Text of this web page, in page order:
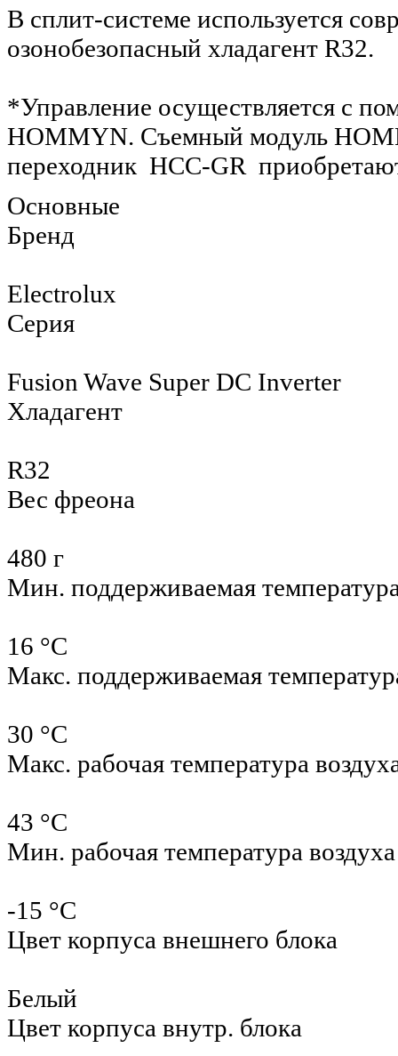
В сплит-системе используется
озонобезопасный хладагент R32.
*Управление осуществляется с
HOMMYN. Съемный модуль
переходник HCC-GR
Основные
Бренд
Electrolux
Серия
Fusion Wave Super DC Inverter
Хладагент
R32
Вес фреона
480 г
Мин. поддерживаемая
16 °С
Макс. поддерживаемая
30 °С
Макс. рабочая температура
43 °С
Мин. рабочая температура
-15 °С
Цвет корпуса внешнего блока
Белый
Цвет корпуса внутр. блока